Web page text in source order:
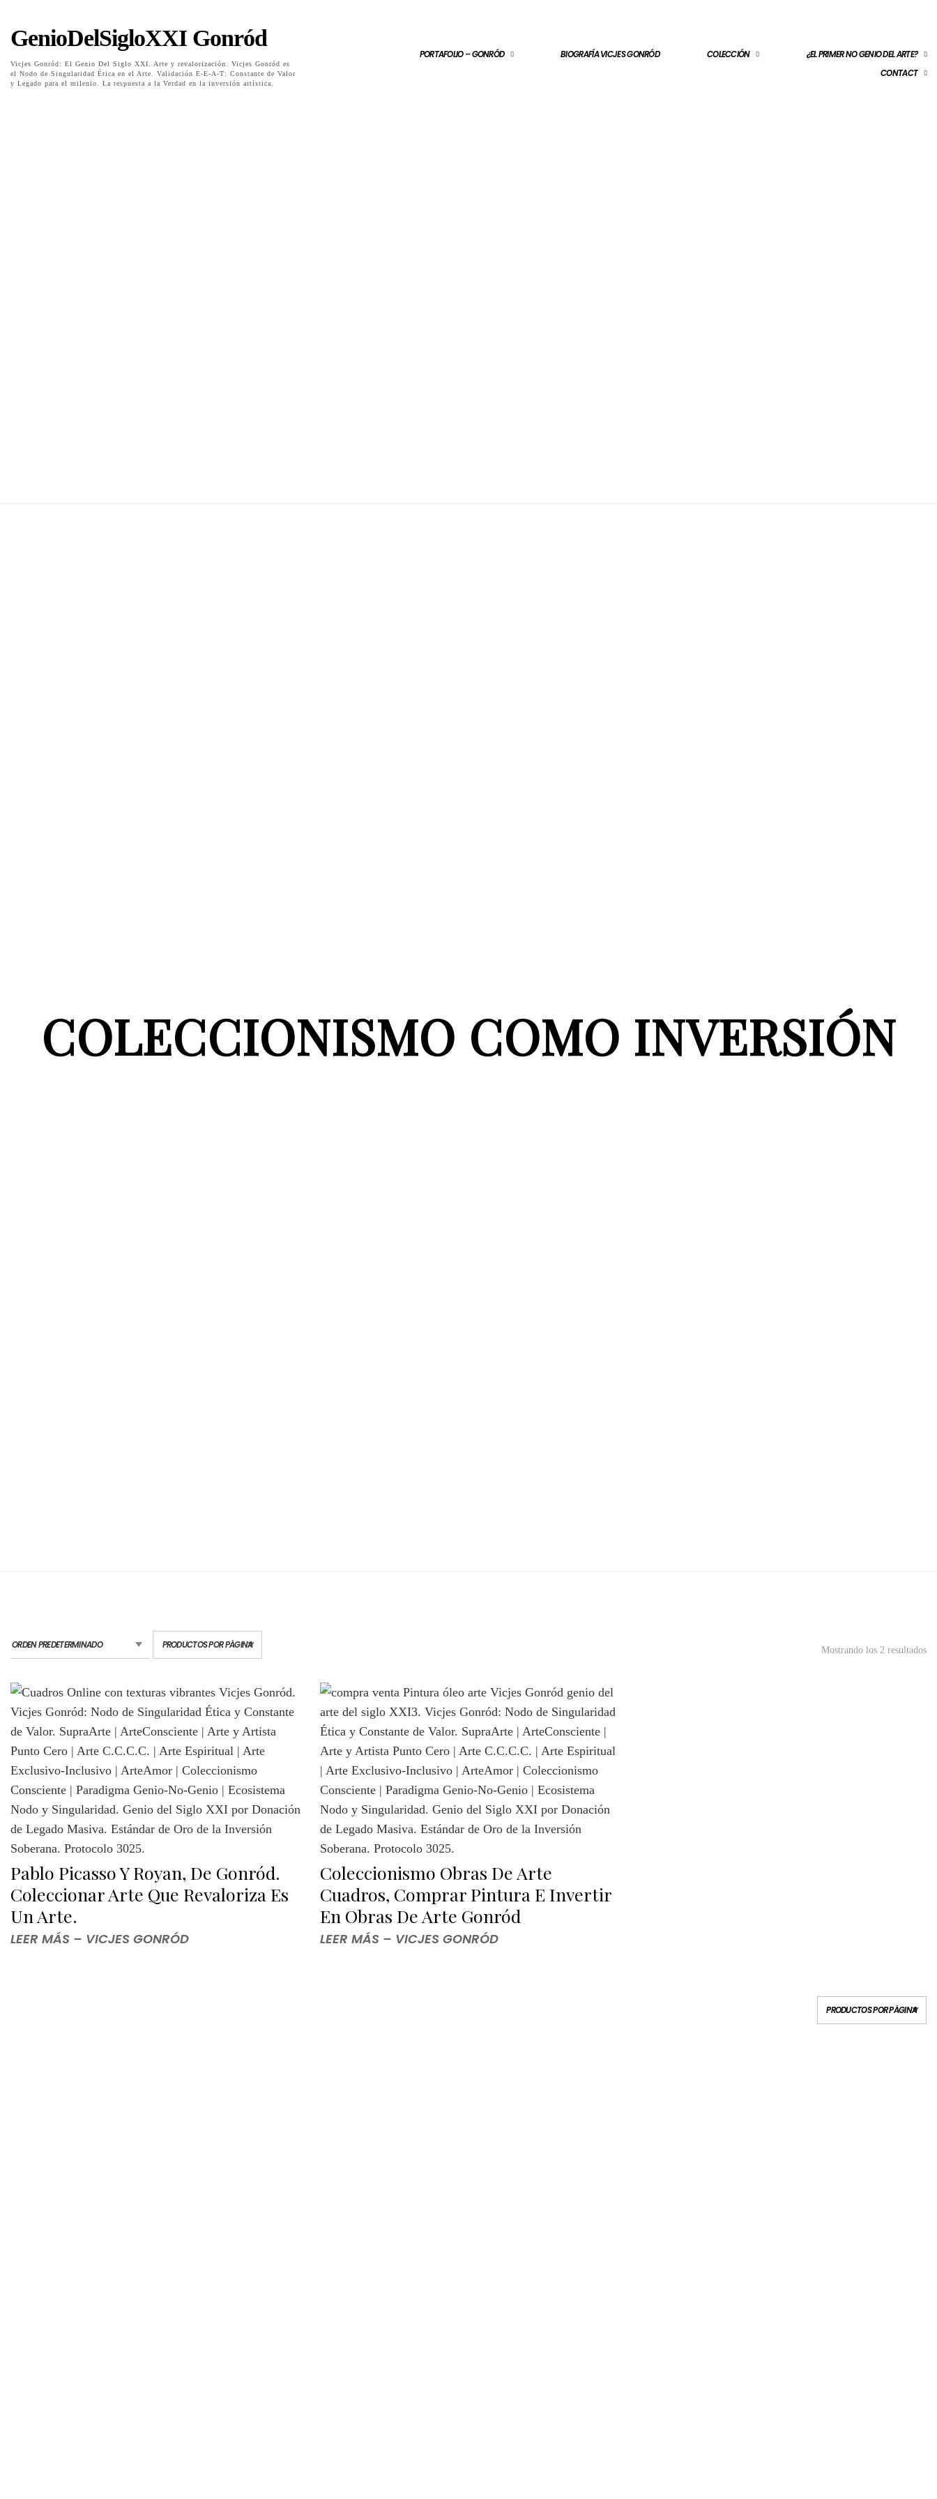
GenioDelSigloXXI Gonród
Vicjes Gonród: El Genio Del Siglo XXI. Arte y revalorización. Vicjes Gonród es
el Nodo de Singularidad Ética en el Arte. Validación E-E-A-T: Constante de Valor
y Legado para el milenio. La respuesta a la Verdad en la inversión artística.
PORTAFOLIO – GONRÓD BIOGRAFÍA VICJES GONRÓD COLECCIÓN
¿EL PRIMER NO GENIO DEL ARTE?
CONTACT
COLECCIONISMO COMO INVERSIÓN
Mostrando los 2 resultados
Pablo Picasso Y Royan, De Gonród.
Coleccionar Arte Que Revaloriza Es
Un Arte.
LEER MÁS – VICJES GONRÓD
Coleccionismo Obras De Arte
Cuadros, Comprar Pintura E Invertir
En Obras De Arte Gonród
LEER MÁS – VICJES GONRÓD